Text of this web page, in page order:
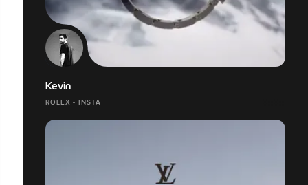
Kevin
ROLEX - INSTA